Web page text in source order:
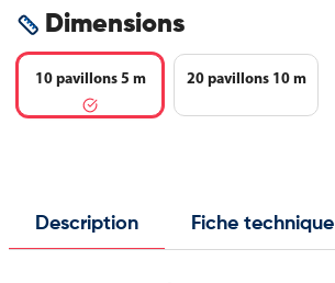
Dimensions
10 pavillons 5 m 20 pavillons 10 m
Description Fiche technique